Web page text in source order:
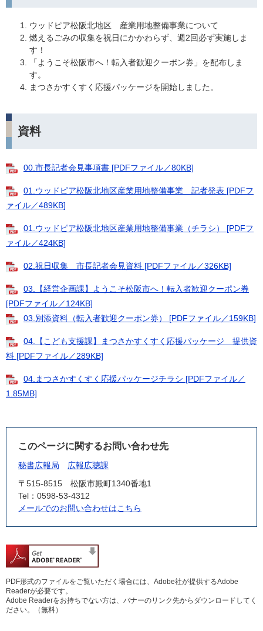
ウッドピア松阪北地区 産業用地整備事業について
燃えるごみの収集を祝日にかかわらず、週2回必ず実施しま
す！
「ようこそ松阪市へ！転入者歓迎クーポン券」を配布しま
す。
まつさかすくすく応援パッケージを開始しました。
資料
00.市長記者会見事項書 [PDFファイル／80KB]
01.ウッドピア松阪北地区産業用地整備事業 記者発表 [PDFフ
ァイル／489KB]
01.ウッドピア松阪北地区産業用地整備事業（チラシ） [PDFフ
ァイル／424KB]
02.祝日収集 市長記者会見資料 [PDFファイル／326KB]
03.【経営企画課】ようこそ松阪市へ！転入者歓迎クーポン券
[PDFファイル／124KB]
03.別添資料（転入者歓迎クーポン券） [PDFファイル／159KB]
04.【こども支援課】まつさかすくすく応援パッケージ 提供資
料 [PDFファイル／289KB]
04.まつさかすくすく応援パッケージチラシ [PDFファイル／
1.85MB]
このページに関するお問い合わせ先
秘書広報局
広報広聴課
〒515-8515
松阪市殿町1340番地1
Tel：0598-53-4312
メールでのお問い合わせはこちら
PDF形式のファイルをご覧いただく場合には、Adobe社が提供するAdobe
Readerが必要です。
Adobe Readerをお持ちでない方は、バナーのリンク先からダウンロードしてく
ださい。（無料）